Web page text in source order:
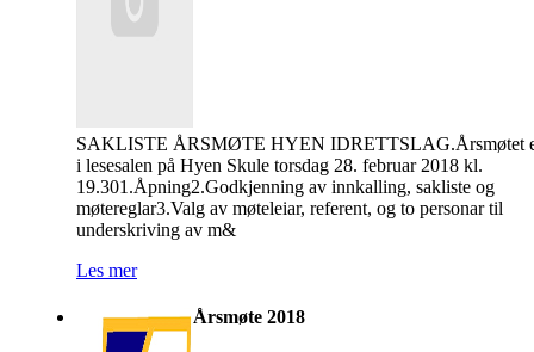
SAKLISTE ÅRSMØTE HYEN IDRETTSLAG.Årsmøtet
i lesesalen på Hyen Skule torsdag 28. februar 2018 kl.
19.301.Åpning2.Godkjenning av innkalling, sakliste og
møtereglar3.Valg av møteleiar, referent, og to personar til
underskriving av m&
Les mer
Årsmøte 2018